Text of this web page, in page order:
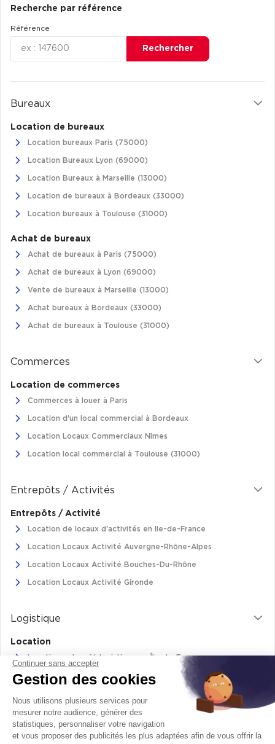
Achat de Commerces à Dijon
Bureaux privés à Paris
Bureaux privés à Lyon
Bureaux privés à Lille
Plateaux opérés
Plateaux opérés à Paris
Plateaux opérés à Lyon
Bureaux privés avec terrasse
Guide & Conseils
Livrets blancs & Études
Recherche par référence
Référence
Rechercher
Bureaux
Location de bureaux
Location bureaux Paris (75000)
Location Bureaux Lyon (69000)
Location Bureaux à Marseille (13000)
Location de bureaux à Bordeaux (33000)
Location bureaux à Toulouse (31000)
Achat de bureaux
Achat de bureaux à Paris (75000)
Achat de bureaux à Lyon (69000)
Vente de bureaux à Marseille (13000)
Achat bureaux à Bordeaux (33000)
Achat de bureaux à Toulouse (31000)
Commerces
Location de commerces
Commerces à louer à Paris
Location d'un local commercial à Bordeaux
Location Locaux Commerciaux Nîmes
Location local commercial à Toulouse (31000)
Entrepôts / Activités
Entrepôts / Activité
Location de locaux d'activités en Ile-de-France
Location Locaux Activité Auvergne-Rhône-Alpes
Location Locaux Activité Bouches-Du-Rhône
Location Locaux Activité Gironde
Logistique
Location
Location entrepôt logistique en Île-de-France
Location entrepôt logistique Pas-de-Calais
Location de bâtiments logistiques en Auvergne-Rhône-Alpes
Location Logistique Bouches-Du-Rhône
Continuer sans accepter
Gestion des cookies
Nous utilisons plusieurs services pour
mesurer notre audience, générer des
statistiques, personnaliser votre navigation
et vous proposer des publicités les plus adaptées afin de vous offrir la